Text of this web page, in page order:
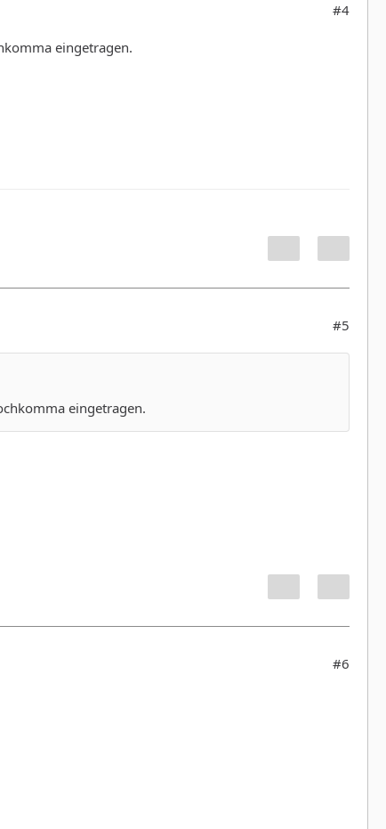
#4
eingetragen.
#5
eingetragen.
#6